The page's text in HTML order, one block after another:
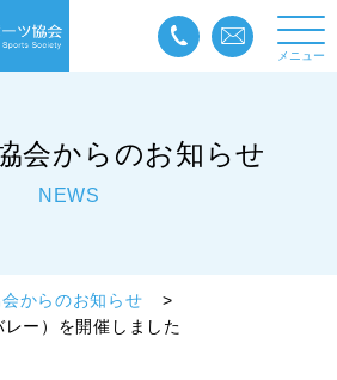
メニュー
会からのお知らせ
NEWS
からのお知らせ
ー）を開催しました